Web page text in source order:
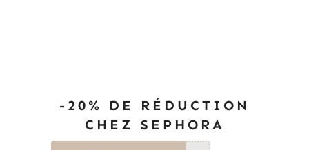
-20% DE RÉDUCTION
CHEZ SEPHORA